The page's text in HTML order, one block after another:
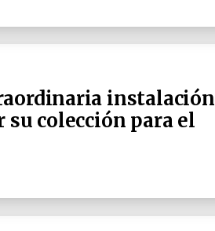
instalación
colección para el